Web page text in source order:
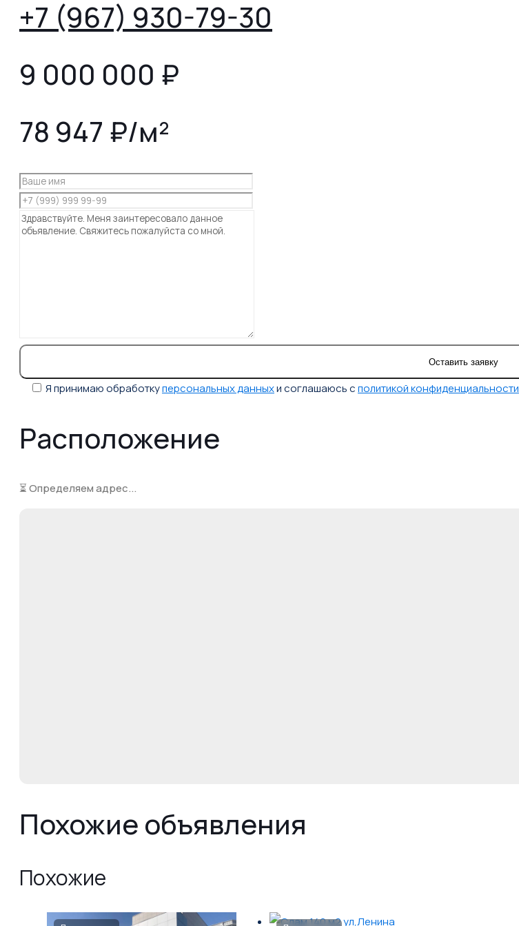
+7 (967) 930-79-30
9 000 000 ₽
78 947 ₽/м²
Я принимаю обработкуперсональных данныхи соглашаюсь сполитикой конфиденциальности
Расположение
⏳ Определяем адрес...
Похожие объявления
Похожие